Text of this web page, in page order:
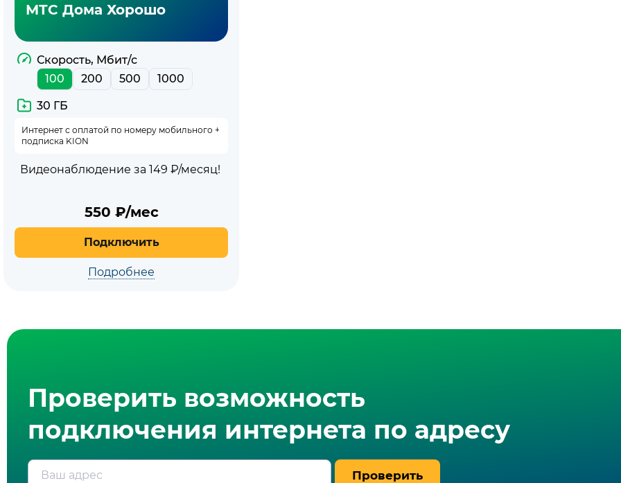
МТС Дома Хорошо
Скорость, Мбит/с
100
200 500 1000
30 ГБ
Интернет с оплатой по номеру мобильного +
подписка KION
Видеонаблюдение за 149 ₽/месяц!
550 ₽/мес
Подключить
Подробнее
Проверить возможность
подключения интернета по адресу
Ваш адрес Проверить